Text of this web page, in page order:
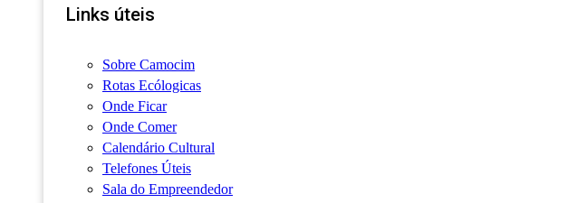
Links úteis
Sobre Camocim
Rotas Ecólogicas
Onde Ficar
Onde Comer
Calendário Cultural
Telefones Úteis
Sala do Empreendedor